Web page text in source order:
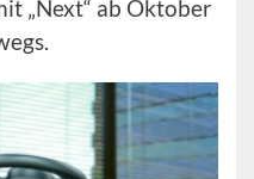
„Next“ ab Oktober